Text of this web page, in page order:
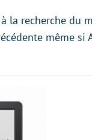
la recherche du
même si